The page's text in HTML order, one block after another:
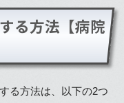
る方法【病院
る方法は、以下の2つ